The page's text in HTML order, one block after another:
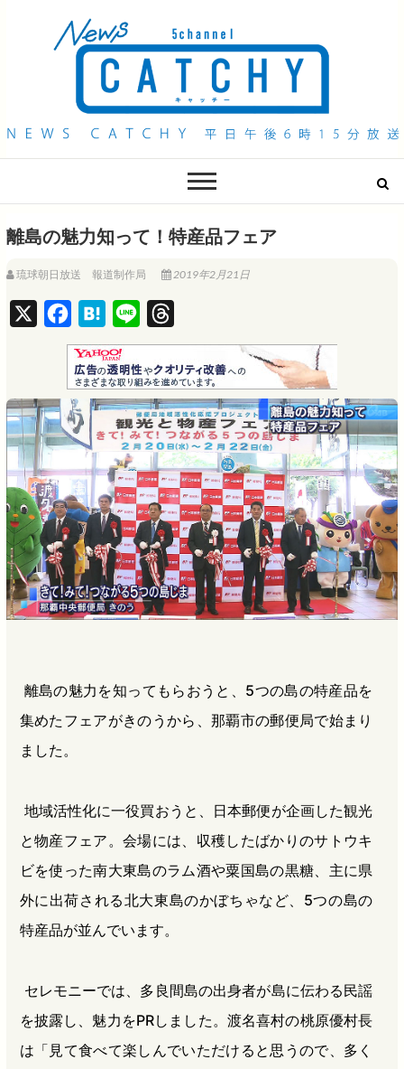
QAB NEWS Headline
離島の魅力知って！特産品フェア
琉球朝日放送 報道制作局 2019年2月21日
a
c
e
b
o
o
k
H
a
t
e
i
n
e
h
r
e
a
d
s
離島の魅力を知ってもらおうと、5つの島の特産品を
集めたフェアがきのうから、那覇市の郵便局で始まり
ました。
地域活性化に一役買おうと、日本郵便が企画した観光
と物産フェア。会場には、収穫したばかりのサトウキ
ビを使った南大東島のラム酒や粟国島の黒糖、主に県
外に出荷される北大東島のかぼちゃなど、5つの島の
特産品が並んでいます。
セレモニーでは、多良間島の出身者が島に伝わる民謡
を披露し、魅力をPRしました。渡名喜村の桃原優村長
は「見て食べて楽しんでいただけると思うので、多く